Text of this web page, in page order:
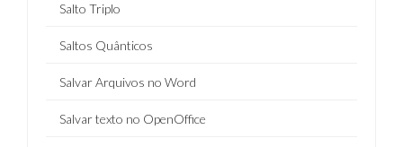
Salto Triplo
Saltos Quânticos
Salvar Arquivos no Word
Salvar texto no OpenOffice